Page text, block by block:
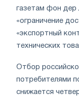
газетам фон дер
«ограничение
«экспортный
технических
Отбор
потребителями
снижается